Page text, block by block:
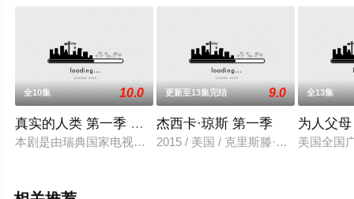
全10集 10.0
真实的人类 第一季 （2012)
本剧是由瑞典国家电视台拍摄于2012年的电视剧，讲述了人与
更新至13集完结 9.0
杰西卡·琼斯 第一季
2015 / 美国 / 克里斯滕·里特迈克·柯
全13集
为人父
美国全国